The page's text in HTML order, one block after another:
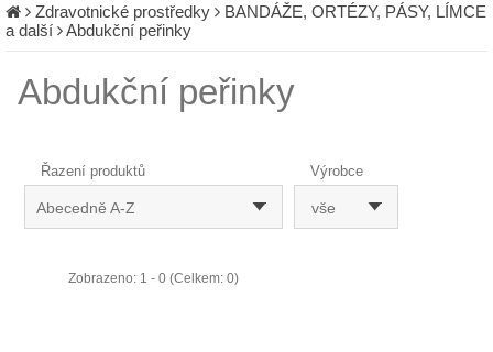
Zdravotnické prostředky
BANDÁŽE, ORTÉZY, PÁSY, LÍMCE
a další
Abdukční peřinky
Abdukční peřinky
Řazení produktů
Abecedně A-Z
Výrobce
vše
Zobrazeno: 1 - 0 (Celkem: 0)